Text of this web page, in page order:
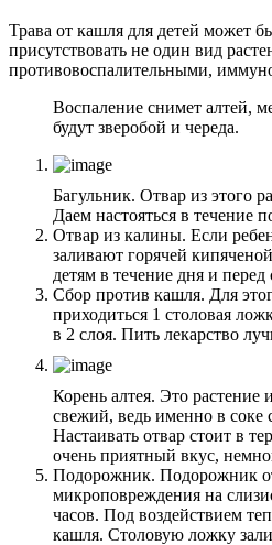
Трава от кашля для детей может
присутствовать не один вид
противовоспалительными,
Воспаление снимет алтей,
будут зверобой и череда.
Багульник. Отвар из этого
Даем настояться в течение
Отвар из калины. Если
заливают горячей
детям в течение дня и перед
Сбор против кашля. Для
приходиться 1 столовая
в 2 слоя. Пить лекарство
Корень алтея. Это
свежий, ведь именно в соке
Настаивать отвар стоит в
очень приятный вкус,
Подорожник. Подорожник
микроповреждения на
часов. Под воздействием
кашля. Столовую ложку